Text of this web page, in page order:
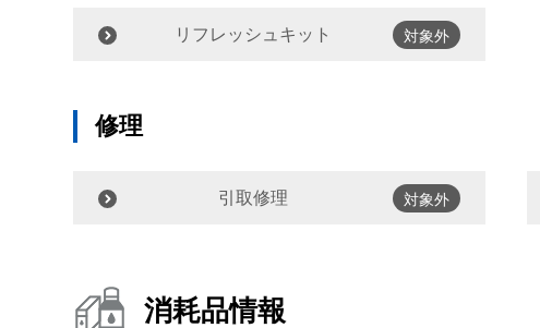
リフレッシュキット 対象外
修理
引取修理 対象外
消耗品情報